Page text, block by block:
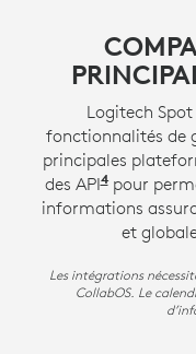
Logitech
fonctionnalités de
principales
des API4Les API
pour
informations
et
Les intégrations
CollabOS. Le